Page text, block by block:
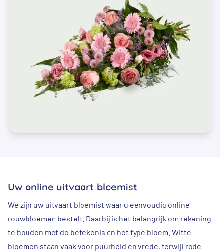
Uw online uitvaart bloemist
We zijn uw uitvaart bloemist waar u eenvoudig online
rouwbloemen bestelt. Daarbij is het belangrijk om rekening
te houden met de betekenis en het type bloem. Witte
bloemen staan vaak voor puurheid en vrede, terwijl rode